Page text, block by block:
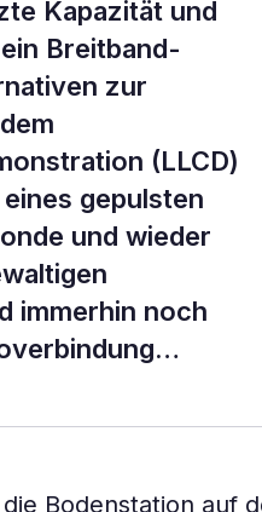
Kapazität und
Breitband-
zur
(LLCD)
gepulsten
und wieder
immerhin noch
Bodenstation auf